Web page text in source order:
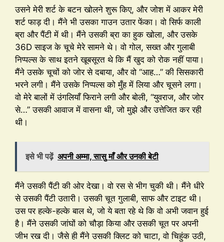
उसने मेरी शर्ट के बटन खोलने शुरू किए, और जोश में आकर मेरी
शर्ट फाड़ दी। मैंने भी उसका गाउन उतार फेंका। वो सिर्फ काली
ब्रा और पैंटी में थी। मैंने उसकी ब्रा का हुक खोला, और उसके
36D साइज के चूचे मेरे सामने थे। वो गोल, सख्त और गुलाबी
निप्पल्स के साथ इतने खूबसूरत थे कि मैं खुद को रोक नहीं पाया।
मैंने उसके चूचों को जोर से दबाया, और वो “आह…” की सिसकारी
भरने लगी। मैंने उसके निप्पल्स को मुँह में लिया और चूसने लगा।
वो मेरे बालों में उंगलियाँ फिराने लगी और बोली, “युवराज, और जोर
से…” उसकी आवाज में वासना थी, जो मुझे और उत्तेजित कर रही
थी।
इसे भी पढ़ें अपनी अम्मा, सासु माँ और उनकी बेटी
मैंने उसकी पैंटी की ओर देखा। वो रस से भीग चुकी थी। मैंने धीरे
से उसकी पैंटी उतारी। उसकी चूत गुलाबी, साफ और टाइट थी।
उस पर हल्के-हल्के बाल थे, जो ये बता रहे थे कि वो अभी जवान हुई
है। मैंने उसकी जांघों को चौड़ा किया और उसकी चूत पर अपनी
जीभ रख दी। जैसे ही मैंने उसकी क्लिट को चाटा, वो चिहुंक उठी,